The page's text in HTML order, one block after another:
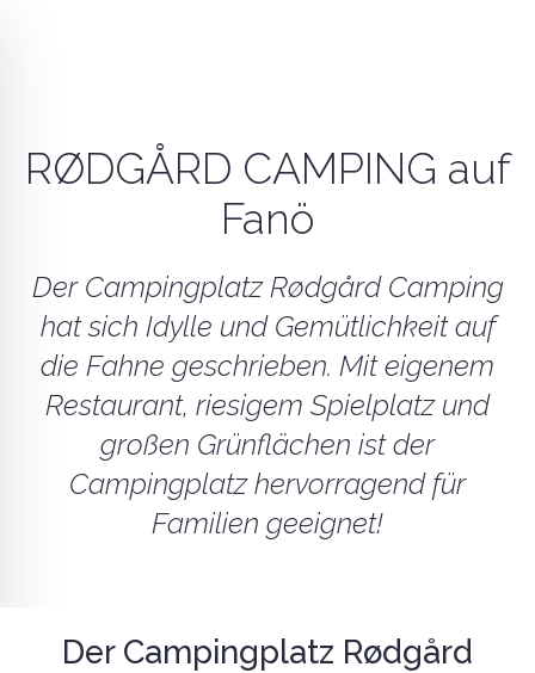
RØDGÅRD CAMPING auf
Fanö
Der Campingplatz Rødgård Camping
hat sich Idylle und Gemütlichkeit auf
die Fahne geschrieben. Mit eigenem
Restaurant, riesigem Spielplatz und
großen Grünflächen ist der
Campingplatz hervorragend für
Familien geeignet!
Der Campingplatz Rødgård